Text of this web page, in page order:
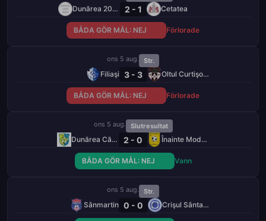
Dunărea 2020 Giurgiu 2 - 1 Cetatea
BÅDA GÖR MÅL: NEJ Förlorade
ons 5 aug. Str.
Filiaşi 3 - 3 Oltul Curtişoara
BÅDA GÖR MÅL: NEJ Förlorade
ons 5 aug. Slutresultat
Dunărea Călărași 2 - 0 Înainte Modelu
BÅDA GÖR MÅL: NEJ Vann
ons 5 aug. Str.
Sânmartin 0 - 0 Crişul Sântandrei